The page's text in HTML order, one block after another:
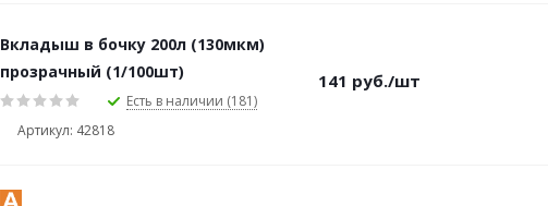
Вкладыш в бочку 200л (130мкм)
прозрачный (1/100шт)
Есть в наличии (181)
Артикул: 42818
141 руб./шт